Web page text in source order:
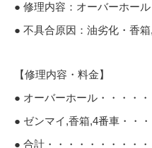
● 修理内容：オーバーホー
● 不具合原因：油劣化・香
【修理内容・料金】
● オーバーホール・・・・
● ゼンマイ,香箱,4番車・・
● 合計・・・・・・・・・